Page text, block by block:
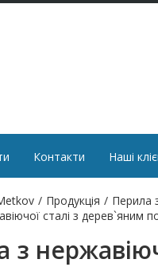
Контакти Наші
/ Продукція / Перила
сталі з дерев`яним
з